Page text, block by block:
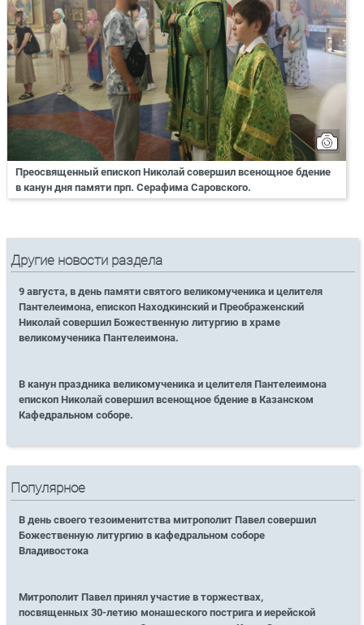
Преосвященный епископ Николай совершил всенощное бдение
в канун дня памяти прп. Серафима Саровского.
Другие новости раздела
9 августа, в день памяти святого великомученика и целителя
Пантелеимона, епископ Находкинский и Преображенский
Николай совершил Божественную литургию в храме
великомученика Пантелеимона.
В канун праздника великомученика и целителя Пантелеимона
епископ Николай совершил всенощное бдение в Казанском
Кафедральном соборе.
Популярное
В день своего тезоименитства митрополит Павел совершил
Божественную литургию в кафедральном соборе
Владивостока
Митрополит Павел принял участие в торжествах,
посвященных 30-летию монашеского пострига и иерейской